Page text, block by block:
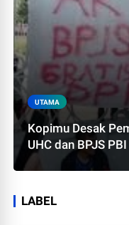
UTAMA
Kopimu Desak
UHC dan BPJS
LABEL